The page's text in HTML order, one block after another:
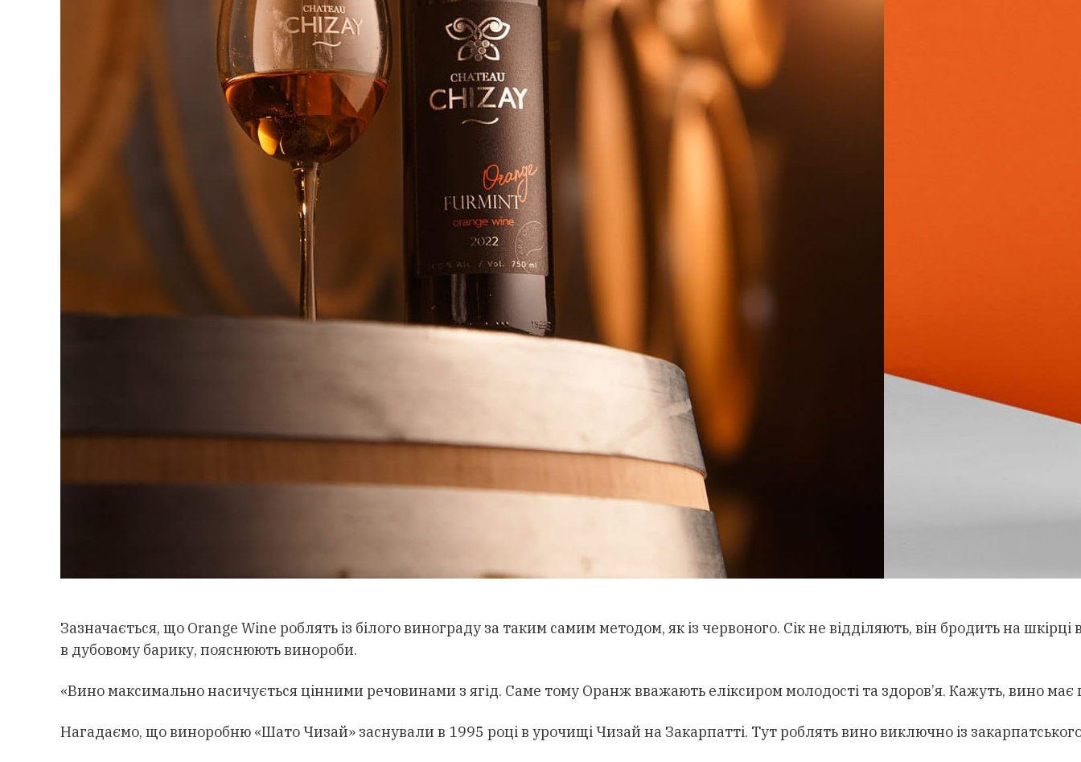
Зазначається, що Orange Wine роблять із білого винограду за таким самим методом, як із червоного. Сік не відділяють, він бродить на
в дубовому барику, пояснюють винороби.
«Вино максимально насичується цінними речовинами з ягід. Саме тому Оранж вважають еліксиром молодості та здоров’я. Кажуть, вино
Нагадаємо, що виноробню «Шато Чизай» заснували в 1995 році в урочищі Чизай на Закарпатті. Тут роблять вино виключно із